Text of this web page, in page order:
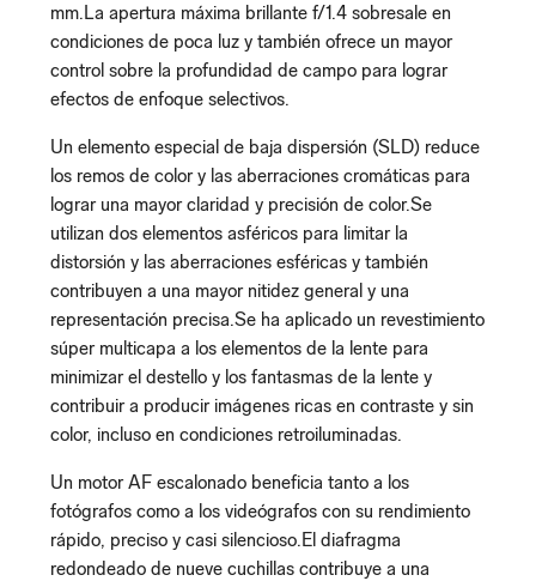
mm.La apertura máxima brillante f/1.4 sobresale en
condiciones de poca luz y también ofrece un mayor
control sobre la profundidad de campo para lograr
efectos de enfoque selectivos.
Un elemento especial de baja dispersión (SLD) reduce
los remos de color y las aberraciones cromáticas para
lograr una mayor claridad y precisión de color.Se
utilizan dos elementos asféricos para limitar la
distorsión y las aberraciones esféricas y también
contribuyen a una mayor nitidez general y una
representación precisa.Se ha aplicado un revestimiento
súper multicapa a los elementos de la lente para
minimizar el destello y los fantasmas de la lente y
contribuir a producir imágenes ricas en contraste y sin
color, incluso en condiciones retroiluminadas.
Un motor AF escalonado beneficia tanto a los
fotógrafos como a los videógrafos con su rendimiento
rápido, preciso y casi silencioso.El diafragma
redondeado de nueve cuchillas contribuye a una